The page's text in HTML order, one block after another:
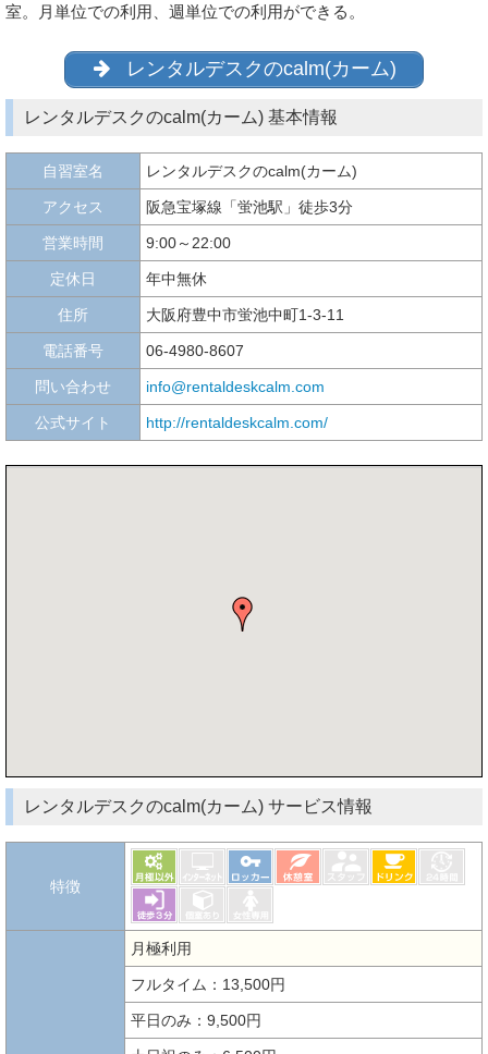
室。月単位での利用、週単位での利用ができる。
レンタルデスクのcalm(カーム)
レンタルデスクのcalm(カーム) 基本情報
自習室名 レンタルデスクのcalm(カーム)
アクセス 阪急宝塚線「蛍池駅」徒歩3分
営業時間 9:00～22:00
定休日 年中無休
住所 大阪府豊中市蛍池中町1-3-11
電話番号 06-4980-8607
問い合わせ info@rentaldeskcalm.com
公式サイト http://rentaldeskcalm.com/
レンタルデスクのcalm(カーム) サービス情報
特徴
月極利用
フルタイム：13,500円
平日のみ：9,500円